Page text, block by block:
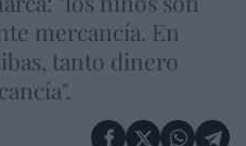
mercancía. En
tanto dinero